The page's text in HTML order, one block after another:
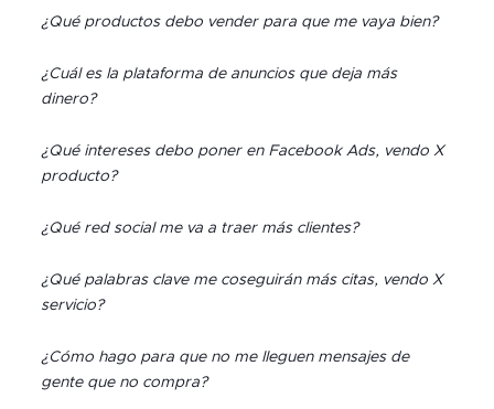
¿Qué productos debo vender para que me vaya bien?
¿Cuál es la plataforma de anuncios que deja más
dinero?
¿Qué intereses debo poner en Facebook Ads, vendo X
producto?
¿Qué red social me va a traer más clientes?
¿Qué palabras clave me coseguirán más citas, vendo X
servicio?
¿Cómo hago para que no me lleguen mensajes de
gente que no compra?